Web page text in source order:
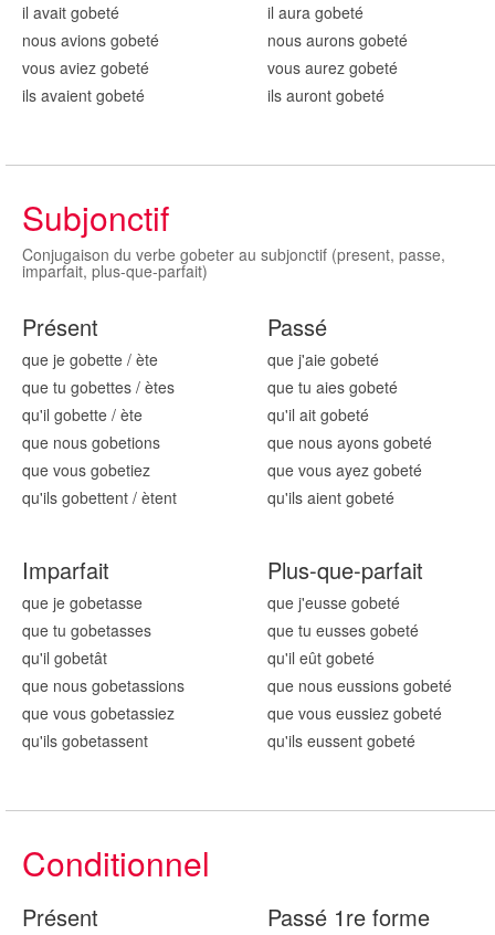
il avait gobeté
nous avions gobeté
vous aviez gobeté
ils avaient gobeté
il aura gobeté
nous aurons gobeté
vous aurez gobeté
ils auront gobeté
Subjonctif
Conjugaison du verbe gobeter au subjonctif (present, passe,
imparfait, plus-que-parfait)
Présent
que je gobette / ète
que tu gobettes / ètes
qu'il gobette / ète
que nous gobetions
que vous gobetiez
qu'ils gobettent / ètent
Passé
que j'aie gobeté
que tu aies gobeté
qu'il ait gobeté
que nous ayons gobeté
que vous ayez gobeté
qu'ils aient gobeté
Imparfait
que je gobetasse
que tu gobetasses
qu'il gobetât
que nous gobetassions
que vous gobetassiez
qu'ils gobetassent
Plus-que-parfait
que j'eusse gobeté
que tu eusses gobeté
qu'il eût gobeté
que nous eussions gobeté
que vous eussiez gobeté
qu'ils eussent gobeté
Conditionnel
Présent Passé 1re forme